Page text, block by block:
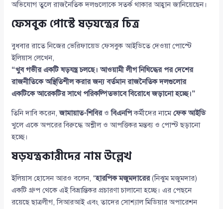
অভিযোগ তুলে রাজনৈতিক দলগুলোকে সতর্ক থাকার আহ্বান জানিয়েছেন।
ফেসবুক পোস্টে ষড়যন্ত্রের চিত্র
বুধবার রাতে নিজের ভেরিফায়েড ফেসবুক আইডিতে দেওয়া পোস্টে
ইলিয়াস লেখেন,
“খুব গভীর একটি ষড়যন্ত্র চলছে। আওয়ামী লীগ নিষিদ্ধের পর দেশের
রাজনীতিকে অস্থিতিশীল করার জন্য বর্তমান রাজনৈতিক দলগুলোর
একটিকে আরেকটির সাথে পরিকল্পিতভাবে বিরোধে জড়ানো হচ্ছে।”
তিনি দাবি করেন,জামায়াত-শিবিরওবিএনপিকর্মীদের নামেফেক আইডি
খুলে একে অপরের বিরুদ্ধে অশ্লীল ও আপত্তিকর মন্তব্য ও পোস্ট ছড়ানো
হচ্ছে।
ষড়যন্ত্রকারীদের নাম উল্লেখ
ইলিয়াস হোসেন আরও বলেন, “হারপিক মজুমদারের(নিঝুম মজুমদার)
একটি গ্রুপ থেকে এই বিভ্রান্তিকর প্রচারণা চালানো হচ্ছে। এর পেছনে
রয়েছে ছাত্রলীগ, সিআরআই এবং তাদের সোশ্যাল মিডিয়ার অপারেশন